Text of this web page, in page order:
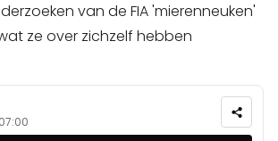
van de FIA 'mierenneuken'
ze over zichzelf hebben